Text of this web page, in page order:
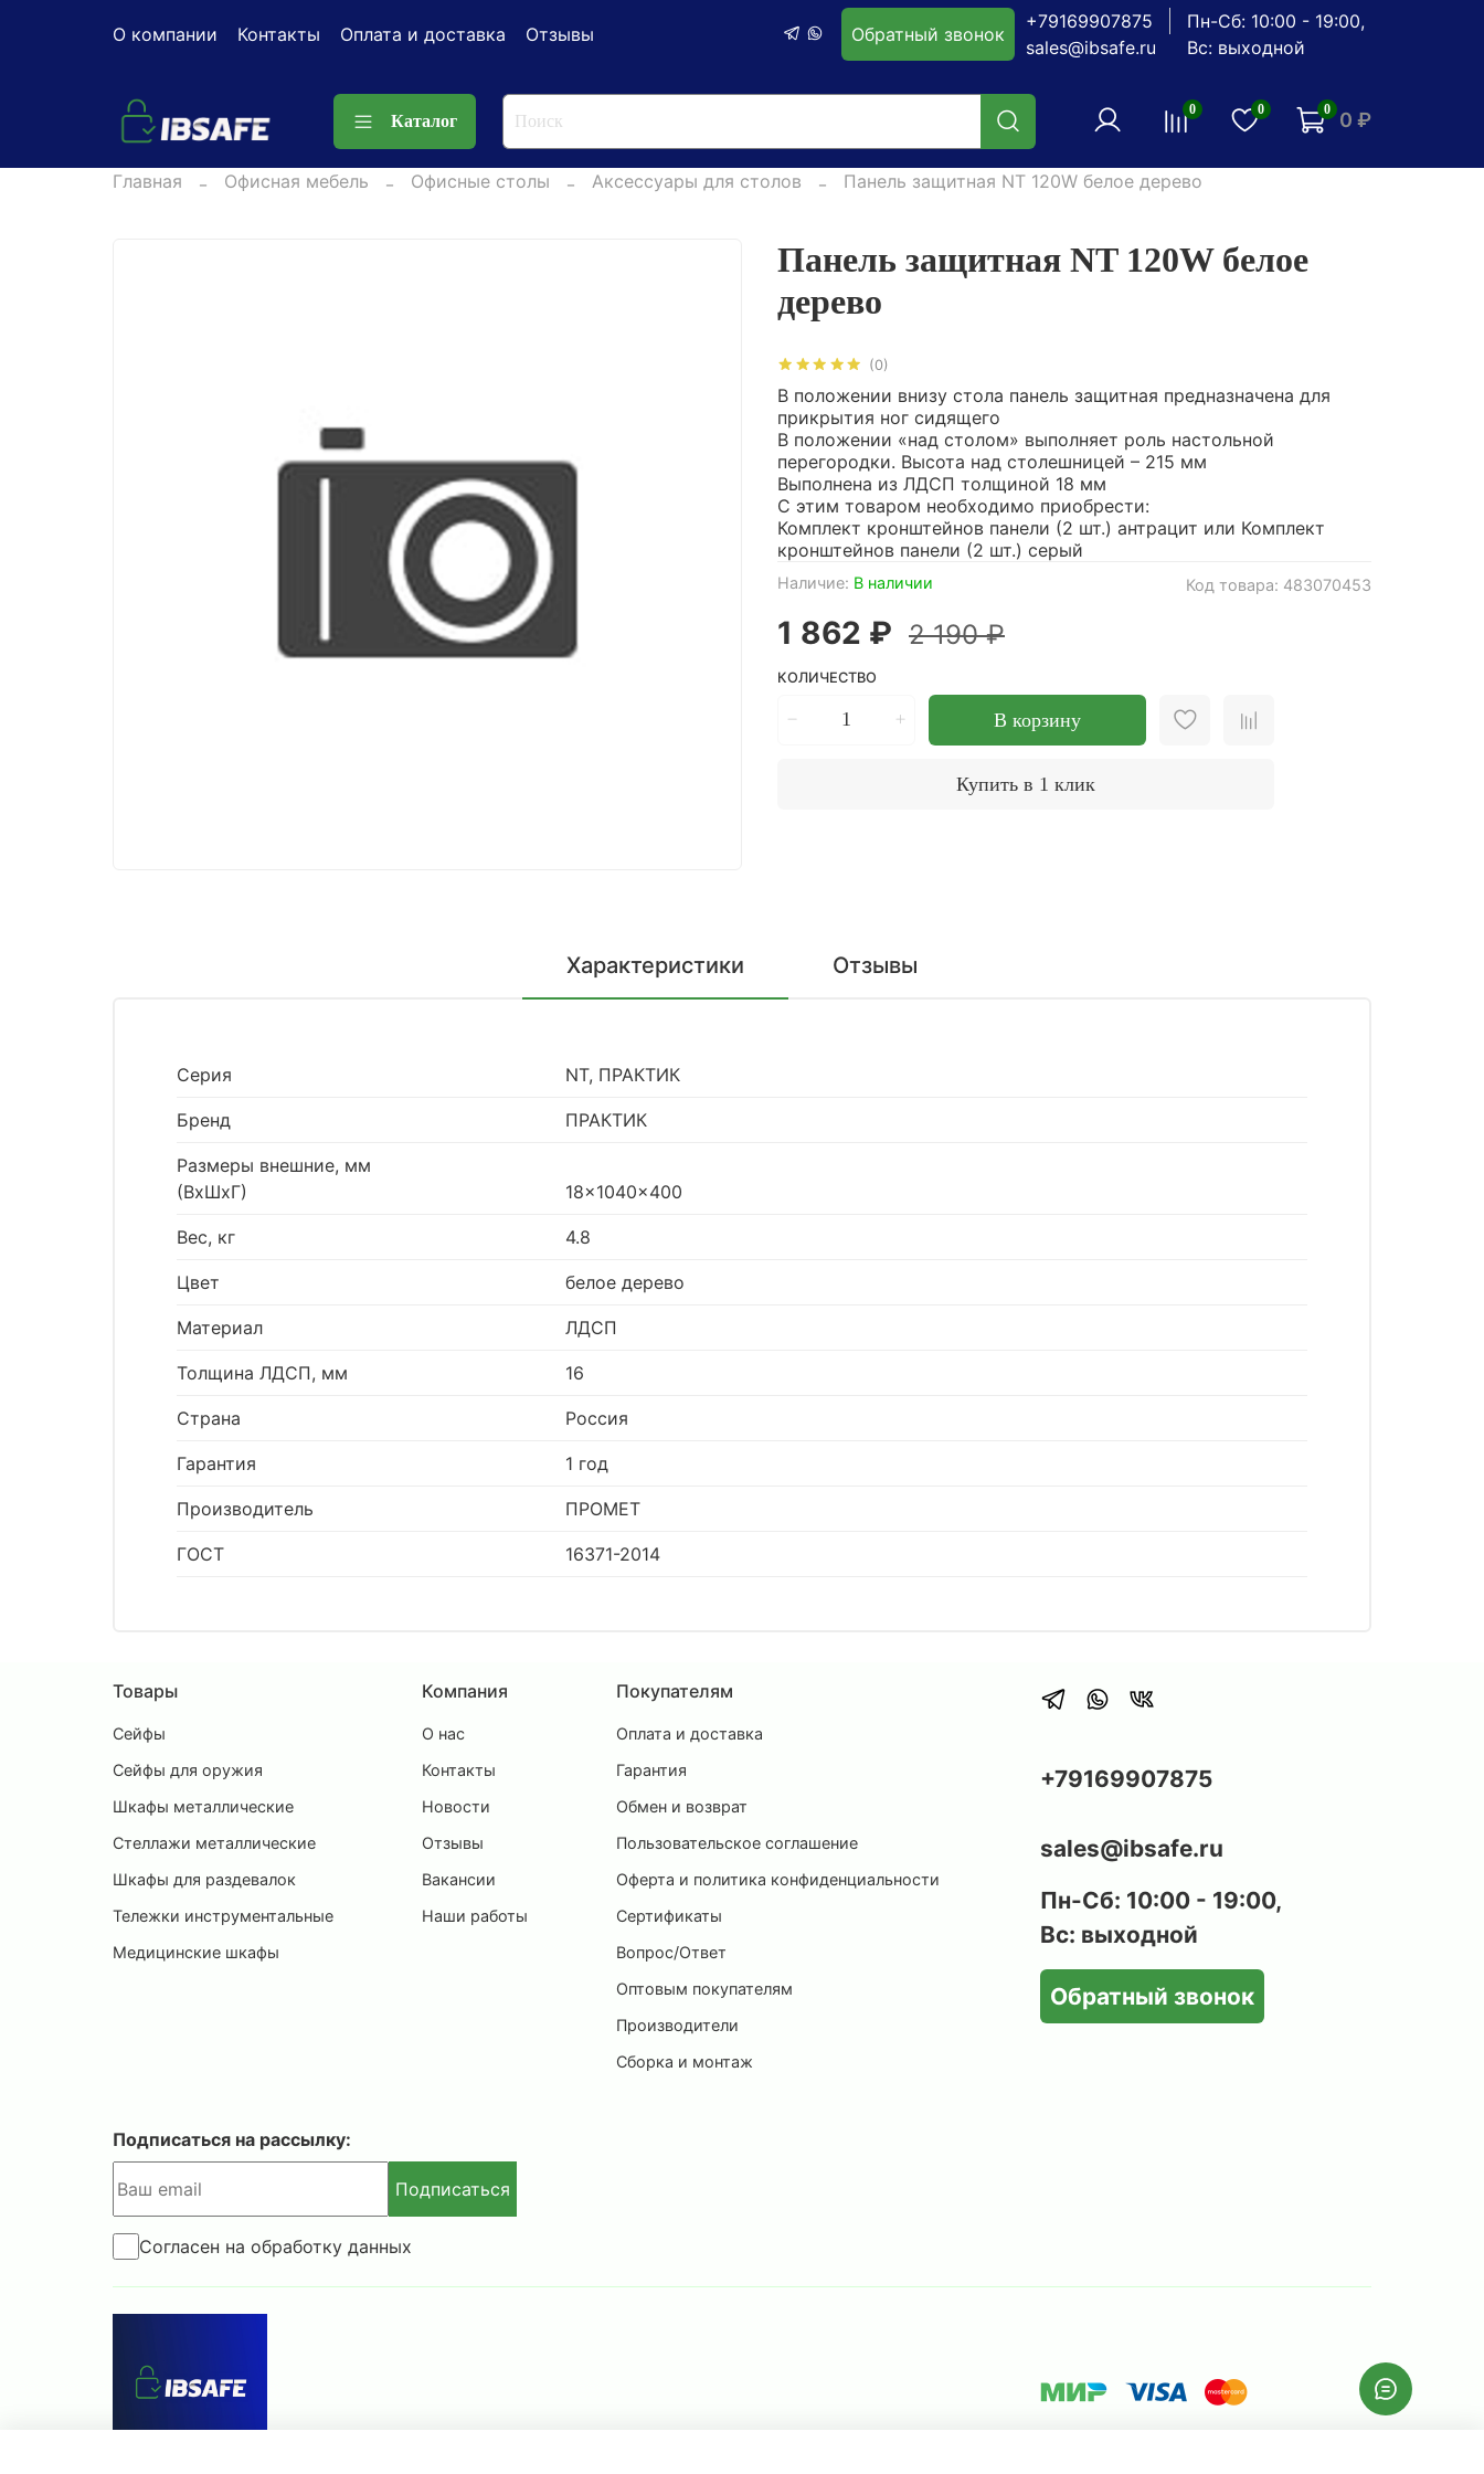
О компании Контакты Оплата и доставка Отзывы Обратный звонок
+79169907875
sales@ibsafe.ru
Пн-Сб: 10:00 - 19:00,
Вс: выходной
Каталог
0 0 0 0 ₽
Главная Офисная мебель Офисные столы Аксессуары для столов Панель защитная NT 120W белое дерево
(0)
Код товара: 483070453
Наличие: В наличии
Панель защитная NT 120W белое
дерево
1 862 ₽ 2 190 ₽
КОЛИЧЕСТВО
В корзину
Купить в 1 клик
В положении внизу стола панель защитная предназначена для
прикрытия ног сидящего
В положении «над столом» выполняет роль настольной
перегородки. Высота над столешницей – 215 мм
Выполнена из ЛДСП толщиной 18 мм
С этим товаром необходимо приобрести:
Комплект кронштейнов панели (2 шт.) антрацит или Комплект
кронштейнов панели (2 шт.) серый
Характеристики Отзывы
Серия NT, ПРАКТИК
Бренд ПРАКТИК
Размеры внешние, мм
(ВхШхГ)
18x1040x400
Вес, кг 4.8
Цвет белое дерево
Материал ЛДСП
Толщина ЛДСП, мм 16
Страна Россия
Гарантия 1 год
Производитель ПРОМЕТ
ГОСТ 16371-2014
Товары
Сейфы
Сейфы для оружия
Шкафы металлические
Стеллажи металлические
Шкафы для раздевалок
Тележки инструментальные
Медицинские шкафы
Компания
О нас
Контакты
Новости
Отзывы
Вакансии
Наши работы
Покупателям
Оплата и доставка
Гарантия
Обмен и возврат
Пользовательское соглашение
Оферта и политика конфиденциальности
Сертификаты
Вопрос/Ответ
Оптовым покупателям
Производители
Сборка и монтаж
+79169907875
sales@ibsafe.ru
Пн-Сб: 10:00 - 19:00,
Вс: выходной
Обратный звонок
Подписаться на рассылку:
Подписаться
Согласен на обработку данных